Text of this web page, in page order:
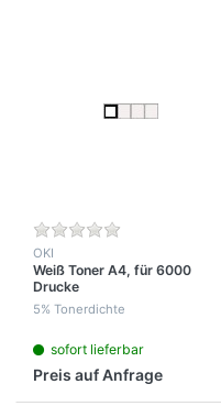
OKI
Weiß Toner A4, für 6000
Drucke
5% Tonerdichte
sofort lieferbar
Preis auf Anfrage